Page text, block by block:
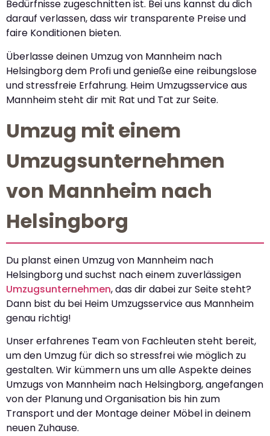
Bedürfnisse zugeschnitten ist. Bei uns kannst du dich
darauf verlassen, dass wir transparente Preise und
faire Konditionen bieten.
Überlasse deinen Umzug von Mannheim nach
Helsingborg dem Profi und genieße eine reibungslose
und stressfreie Erfahrung. Heim Umzugsservice aus
Mannheim steht dir mit Rat und Tat zur Seite.
Umzug mit einem
Umzugsunternehmen
von Mannheim nach
Helsingborg
Du planst einen Umzug von Mannheim nach
Helsingborg und suchst nach einem zuverlässigen
Umzugsunternehmen, das dir dabei zur Seite steht?
Dann bist du bei Heim Umzugsservice aus Mannheim
genau richtig!
Unser erfahrenes Team von Fachleuten steht bereit,
um den Umzug für dich so stressfrei wie möglich zu
gestalten. Wir kümmern uns um alle Aspekte deines
Umzugs von Mannheim nach Helsingborg, angefangen
von der Planung und Organisation bis hin zum
Transport und der Montage deiner Möbel in deinem
neuen Zuhause.